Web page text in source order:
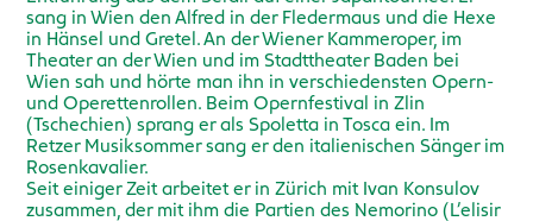
sang in Wien den Alfred in der Fledermaus und die Hexe
in Hänsel und Gretel. An der Wiener Kammeroper, im
Theater an der Wien und im Stadttheater Baden bei
Wien sah und hörte man ihn in verschiedensten Opern-
und Operettenrollen. Beim Opernfestival in Zlin
(Tschechien) sprang er als Spoletta in Tosca ein. Im
Retzer Musiksommer sang er den italienischen Sänger im
Rosenkavalier.
Seit einiger Zeit arbeitet er in Zürich mit Ivan Konsulov
zusammen, der mit ihm die Partien des Nemorino (L’elisir